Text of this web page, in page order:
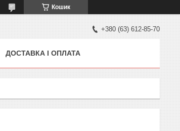
Кошик
+380 (63) 612-85-70
ДОСТАВКА І ОПЛАТА